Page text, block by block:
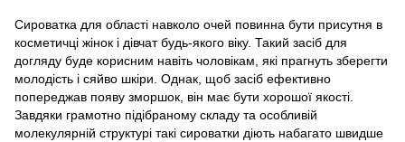
Сироватка для області навколо очей повинна бути присутня в
косметичці жінок і дівчат будь-якого віку. Такий засіб для
догляду буде корисним навіть чоловікам, які прагнуть зберегти
молодість і сяйво шкіри. Однак, щоб засіб ефективно
попереджав появу зморшок, він має бути хорошої якості.
Завдяки грамотно підібраному складу та особливій
молекулярній структурі такі сироватки діють набагато швидше